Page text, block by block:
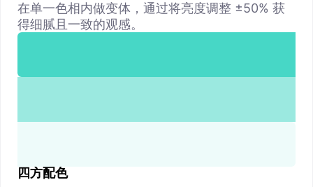
在单一色相内做变体，通过将亮度调整 ±50% 获
得细腻且一致的观感。
四方配色